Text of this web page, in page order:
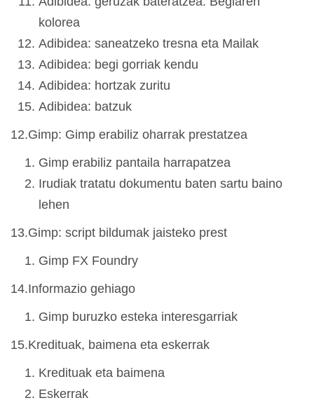
kolorea
Adibidea: saneatzeko tresna eta Mailak
Adibidea: begi gorriak kendu
Adibidea: hortzak zuritu
Adibidea: batzuk
12.Gimp: Gimp erabiliz oharrak prestatzea
Gimp erabiliz pantaila harrapatzea
Irudiak tratatu dokumentu baten sartu baino
lehen
13.Gimp: script bildumak jaisteko prest
Gimp FX Foundry
14.Informazio gehiago
Gimp buruzko esteka interesgarriak
15.Kredituak, baimena eta eskerrak
Kredituak eta baimena
Eskerrak